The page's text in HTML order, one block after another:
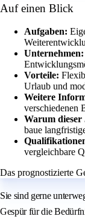
Auf einen Blick
Aufgaben:
Unternehmen:
Vorteile:
Urlaub und
Weitere
verschiedenen
Warum dieser
baue
vergleichbare
Das prognostizierte
Sie sind gerne
Gespür für die